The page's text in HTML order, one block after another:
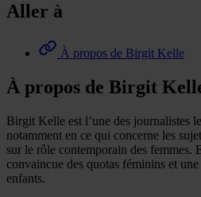
Aller à
À propos de Birgit Kelle
À propos de Birgit
Birgit Kelle est l’une des journalistes
notamment en ce qui concerne les
sur le rôle contemporain des femmes.
convaincue des quotas féminins et
enfants.